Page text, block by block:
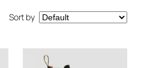
Sort by